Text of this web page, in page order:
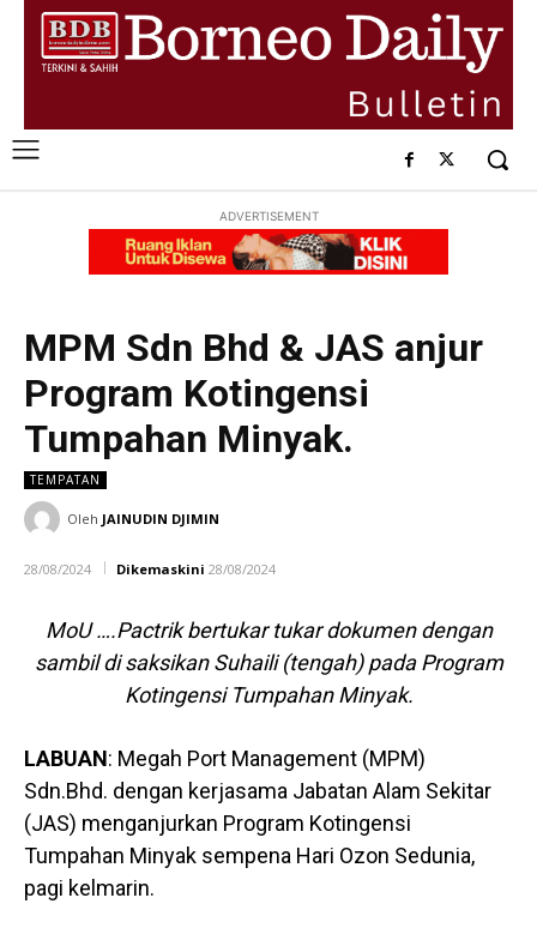
ADVERTISEMENT
MPM Sdn Bhd & JAS anjur
Program Kotingensi
Tumpahan Minyak.
TEMPATAN
Oleh JAINUDIN DJIMIN
28/08/2024 Dikemaskini 28/08/2024
MoU ….Pactrik bertukar tukar dokumen dengan
sambil di saksikan Suhaili (tengah) pada Program
Kotingensi Tumpahan Minyak.
LABUAN: Megah Port Management (MPM)
Sdn.Bhd. dengan kerjasama Jabatan Alam Sekitar
(JAS) menganjurkan Program Kotingensi
Tumpahan Minyak sempena Hari Ozon Sedunia,
pagi kelmarin.